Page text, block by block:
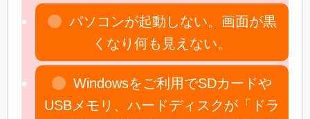
パソコンが起動しない。画面が黒
くなり何も見えない。
Windowsをご利用でSDカードや
USBメモリ、ハードディスクが「ドラ